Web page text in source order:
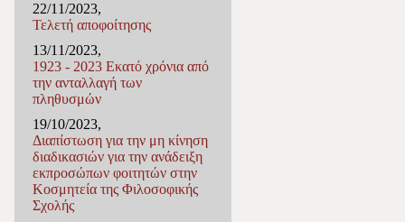
22/11/2023,
Τελετή αποφοίτησης
13/11/2023,
1923 - 2023 Εκατό χρόνια από
την ανταλλαγή των
πληθυσμών
19/10/2023,
Διαπίστωση για την μη κίνηση
διαδικασιών για την ανάδειξη
εκπροσώπων φοιτητών στην
Κοσμητεία της Φιλοσοφικής
Σχολής